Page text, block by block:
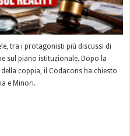
tra i protagonisti più discussi di
sul piano istituzionale. Dopo la
coppia, il Codacons ha chiesto
e Minori.